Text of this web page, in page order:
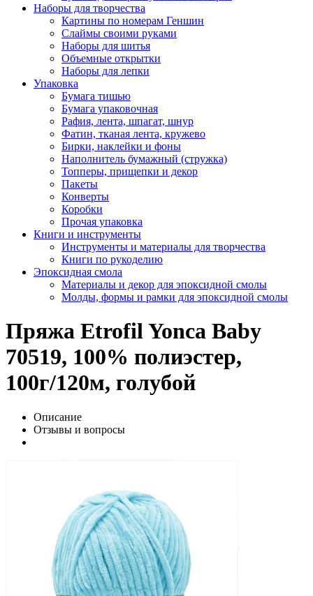
Наборы для творчества
Картины по номерам Геншин
Слаймы своими руками
Наборы для шитья
Объемные открытки
Наборы для лепки
Упаковка
Бумага тишью
Бумага упаковочная
Рафия, лента, шпагат, шнур
Фатин, тканая лента, кружево
Бирки, наклейки и фоны
Наполнитель бумажный (стружка)
Топперы, прищепки и декор
Пакеты
Конверты
Коробки
Прочая упаковка
Книги и инструменты
Инструменты и материалы для творчества
Книги по рукоделию
Эпоксидная смола
Материалы и декор для эпоксидной смолы
Молды, формы и рамки для эпоксидной смолы
Пряжа Etrofil Yonca Baby
70519, 100% полиэстер,
100г/120м, голубой
Описание
Отзывы и вопросы